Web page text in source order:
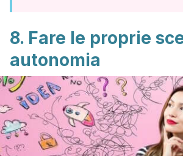
8. Fare le proprie
autonomia